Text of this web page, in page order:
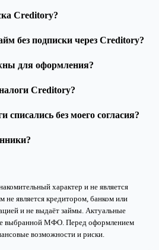
Creditory?
без подписки через Creditory?
для оформления?
Creditory?
списались без моего согласия?
характер и не является
является кредитором, банком или
и не выдаёт займы. Актуальные
выбранной МФО. Перед оформлением
возможности и риски.